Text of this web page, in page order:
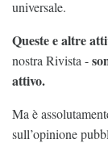
universale.
Queste e altre
nostra Rivista -
attivo.
Ma è
sull’opinione